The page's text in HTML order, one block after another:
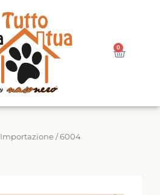
0
Carrello
Importazione/ 6004